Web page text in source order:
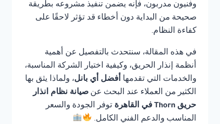
وفنيون مدربون، فإنه يضمن تنفيذ مشروعه بطريقة
صحيحة من البداية دون أخطاء قد تؤثر لاحقًا على
كفاءة النظام.
في هذه المقالة، سنتحدث بالتفصيل عن أهمية
أنظمة إنذار الحريق، وكيفية اختيار الشركة المناسبة،
والخدمات التي تقدمها أفضل أي بانل، ولماذا يثق بها
الكثير من العملاء عند البحث عن صيانة نظام انذار
حريق Thorn في القاهرة
توفر الجودة والسعر
المناسب والدعم الفني الكامل.